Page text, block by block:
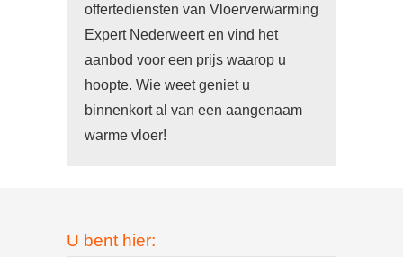
offertediensten van Vloerverwarming
Expert Nederweert en vind het
aanbod voor een prijs waarop u
hoopte. Wie weet geniet u
binnenkort al van een aangenaam
warme vloer!
U bent hier: